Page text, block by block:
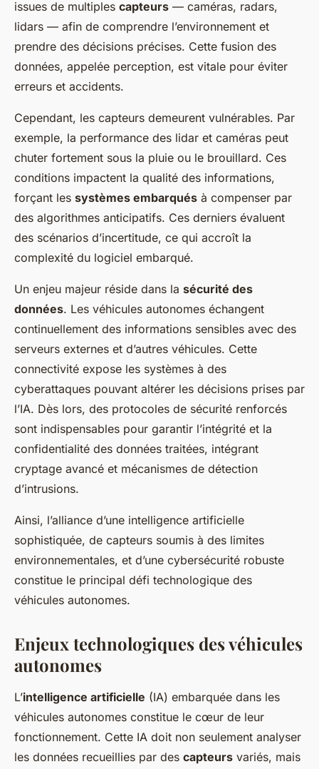
issues de multiples capteurs — caméras, radars,
lidars — afin de comprendre l’environnement et
prendre des décisions précises. Cette fusion des
données, appelée perception, est vitale pour éviter
erreurs et accidents.
Cependant, les capteurs demeurent vulnérables. Par
exemple, la performance des lidar et caméras peut
chuter fortement sous la pluie ou le brouillard. Ces
conditions impactent la qualité des informations,
forçant les systèmes embarqués à compenser par
des algorithmes anticipatifs. Ces derniers évaluent
des scénarios d’incertitude, ce qui accroît la
complexité du logiciel embarqué.
Un enjeu majeur réside dans la sécurité des
données. Les véhicules autonomes échangent
continuellement des informations sensibles avec des
serveurs externes et d’autres véhicules. Cette
connectivité expose les systèmes à des
cyberattaques pouvant altérer les décisions prises par
l’IA. Dès lors, des protocoles de sécurité renforcés
sont indispensables pour garantir l’intégrité et la
confidentialité des données traitées, intégrant
cryptage avancé et mécanismes de détection
d’intrusions.
Ainsi, l’alliance d’une intelligence artificielle
sophistiquée, de capteurs soumis à des limites
environnementales, et d’une cybersécurité robuste
constitue le principal défi technologique des
véhicules autonomes.
Enjeux technologiques des véhicules
autonomes
L’intelligence artificielle (IA) embarquée dans les
véhicules autonomes constitue le cœur de leur
fonctionnement. Cette IA doit non seulement analyser
les données recueillies par des capteurs variés, mais